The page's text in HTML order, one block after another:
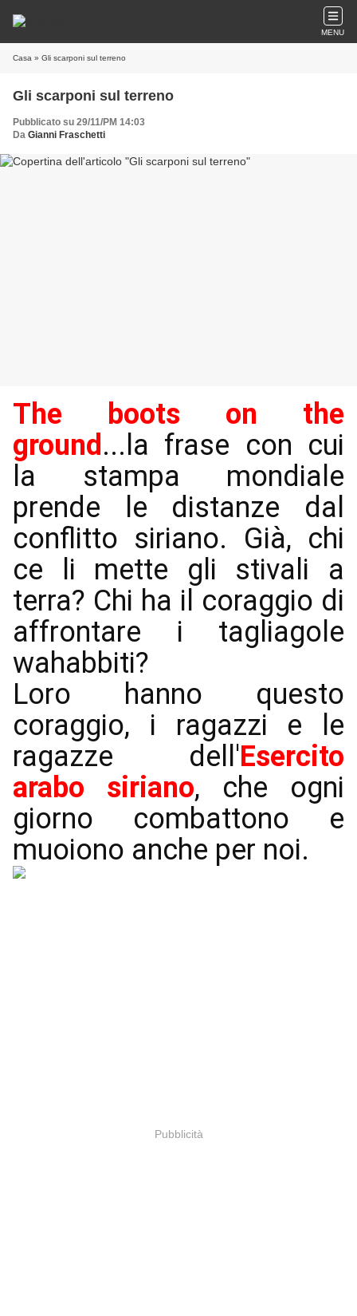
MENU
Casa » Gli scarponi sul terreno
Gli scarponi sul terreno
Pubblicato su 29/11/PM 14:03
Da Gianni Fraschetti
The boots on the
ground ...la frase con cui
la stampa mondiale
prende le distanze dal
conflitto siriano. Già, chi
ce li mette gli stivali a
terra? Chi ha il coraggio di
affrontare i tagliagole
wahabbiti?
Loro hanno questo
coraggio, i ragazzi e le
ragazze dell'Esercito
arabo siriano, che ogni
giorno combattono e
muoiono anche per noi.
Pubblicità